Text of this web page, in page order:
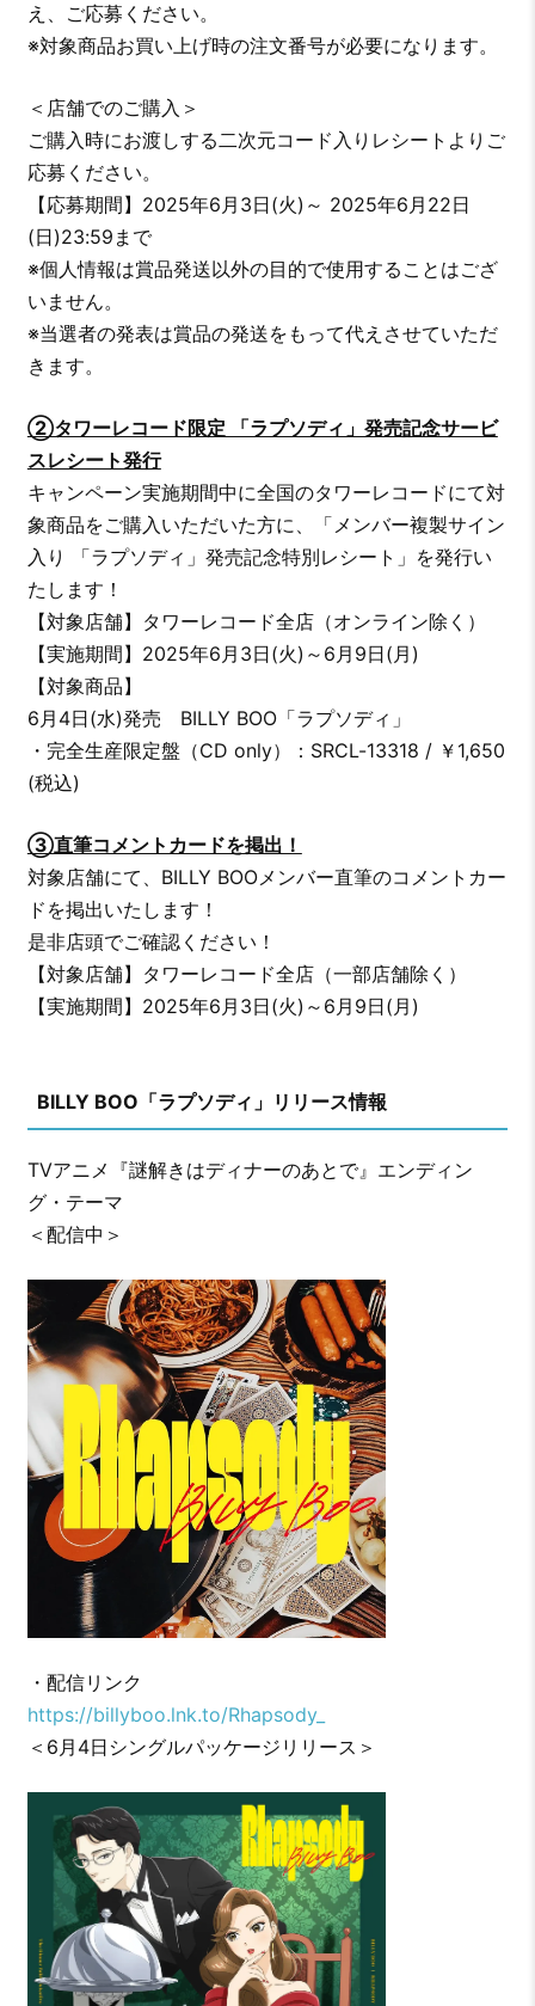
え、ご応募ください。
※対象商品お買い上げ時の注文番号が必要になります。
＜店舗でのご購入＞
ご購入時にお渡しする二次元コード入りレシートよりご
応募ください。
【応募期間】2025年6月3日(火)～ 2025年6月22日
(日)23:59まで
※個人情報は賞品発送以外の目的で使用することはござ
いません。
※当選者の発表は賞品の発送をもって代えさせていただ
きます。
②タワーレコード限定 「ラプソディ」発売記念サービ
スレシート発行
キャンペーン実施期間中に全国のタワーレコードにて対
象商品をご購入いただいた方に、「メンバー複製サイン
入り 「ラプソディ」発売記念特別レシート」を発行い
たします！
【対象店舗】タワーレコード全店（オンライン除く）
【実施期間】2025年6月3日(火)～6月9日(月)
【対象商品】
6月4日(水)発売 BILLY BOO「ラプソディ」
・完全生産限定盤（CD only）：SRCL-13318 / ￥1,650
(税込)
③直筆コメントカードを掲出！
対象店舗にて、BILLY BOOメンバー直筆のコメントカー
ドを掲出いたします！
是非店頭でご確認ください！
【対象店舗】タワーレコード全店（一部店舗除く）
【実施期間】2025年6月3日(火)～6月9日(月)
BILLY BOO「ラプソディ」リリース情報
TVアニメ『謎解きはディナーのあとで』エンディン
グ・テーマ
＜配信中＞
・配信リンク
https://billyboo.lnk.to/Rhapsody_
＜6月4日シングルパッケージリリース＞